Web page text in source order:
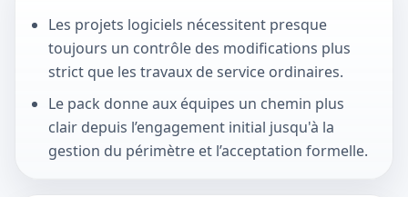
Les projets logiciels nécessitent presque
toujours un contrôle des modifications plus
strict que les travaux de service ordinaires.
Le pack donne aux équipes un chemin plus
clair depuis l’engagement initial jusqu'à la
gestion du périmètre et l’acceptation formelle.